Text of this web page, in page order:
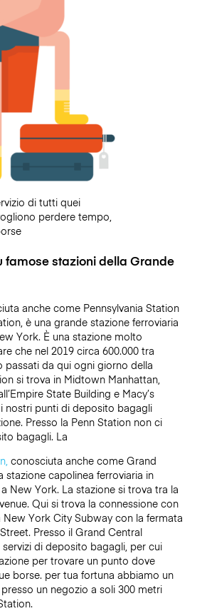
di tutti quei
perdere tempo,
famose stazioni della Grande
anche come Pennsylvania Station
è una grande stazione ferroviaria
York. È una stazione molto
che nel 2019 circa 600.000 tra
passati da qui ogni giorno della
si trova in Midtown Manhattan,
State Building e Macy’s
nostri punti di deposito bagagli
Presso la Penn Station non ci
bagagli. La
conosciuta anche come Grand
stazione capolinea ferroviaria in
New York. La stazione si trova tra la
Qui si trova la connessione con
York City Subway con la fermata
Presso il Grand Central
di deposito bagagli, per cui
per trovare un punto dove
borse. per tua fortuna abbiamo un
un negozio a soli 300 metri